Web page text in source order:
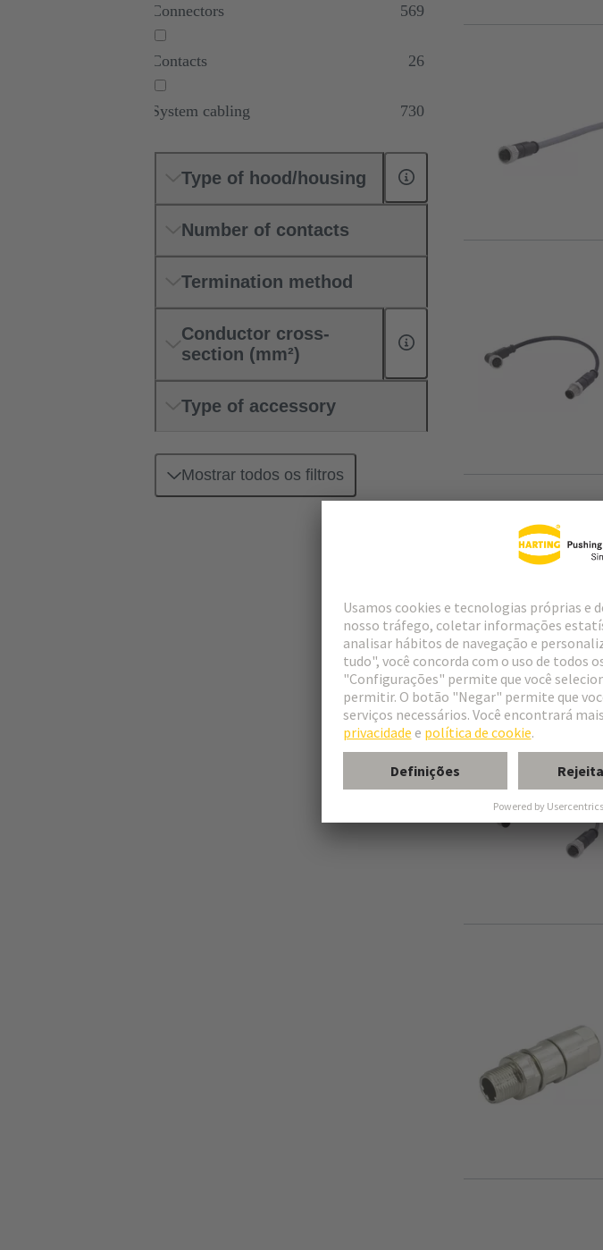
Connectors 569
Contacts 26
System cabling 730
Type of hood/housing
Number of contacts
Termination method
Conductor cross-
section (mm²)
Type of accessory
Mostrar todos os filtros